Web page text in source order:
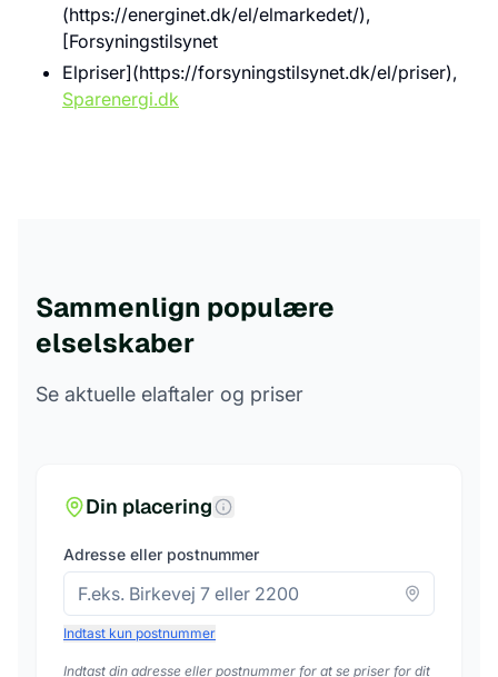
(https://energinet.dk/el/elmarkedet/),
[Forsyningstilsynet
Elpriser](https://forsyningstilsynet.dk/el/priser),
Sparenergi.dk
Sammenlign populære
elselskaber
Se aktuelle elaftaler og priser
Din placering
Adresse eller postnummer
Indtast kun postnummer
Indtast din adresse eller postnummer for at se priser for dit